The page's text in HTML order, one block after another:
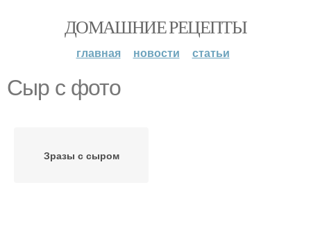
ДОМАШНИЕ РЕЦЕПТЫ
главная новости статьи
Сыр с фото
Зразы с сыром